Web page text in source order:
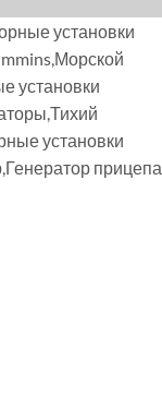
установки
установки
установки
прицепа